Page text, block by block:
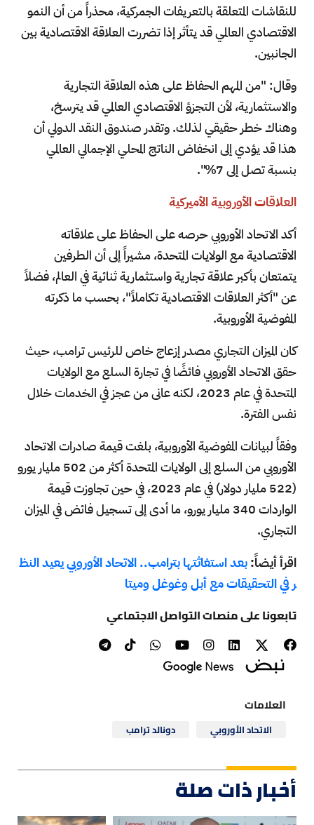
للنقاشات المتعلقة بالتعريفات الجمركية، محذراً من أن النمو
الاقتصادي العالمي قد يتأثر إذا تضررت العلاقة الاقتصادية بين
الجانبين.
وقال: "من المهم الحفاظ على هذه العلاقة التجارية
والاستثمارية، لأن التجزؤ الاقتصادي العالمي قد يترسخ،
وهناك خطر حقيقي لذلك. وتقدر صندوق النقد الدولي أن
هذا قد يؤدي إلى انخفاض الناتج المحلي الإجمالي العالمي
بنسبة تصل إلى 7%".
العلاقات الأوروبية الأميركية
أكد الاتحاد الأوروبي حرصه على الحفاظ على علاقاته
الاقتصادية مع الولايات المتحدة، مشيراً إلى أن الطرفين
يتمتعان بأكبر علاقة تجارية واستثمارية ثنائية في العالم، فضلاً
عن "أكثر العلاقات الاقتصادية تكاملاً"، بحسب ما ذكرته
المفوضية الأوروبية.
كان الميزان التجاري مصدر إزعاج خاص للرئيس ترامب، حيث
حقق الاتحاد الأوروبي فائضًا في تجارة السلع مع الولايات
المتحدة في عام 2023، لكنه عانى من عجز في الخدمات خلال
نفس الفترة.
وفقاً لبيانات المفوضية الأوروبية، بلغت قيمة صادرات الاتحاد
الأوروبي من السلع إلى الولايات المتحدة أكثر من 502 مليار يورو
(522 مليار دولار) في عام 2023، في حين تجاوزت قيمة
الواردات 340 مليار يورو، ما أدى إلى تسجيل فائض في الميزان
التجاري.
اقرأ أيضاً:بعد استغاثتها بترامب.. الاتحاد الأوروبي يعيد النظ
ر في التحقيقات مع أبل وغوغل وميتا
تابعونا على منصات التواصل الاجتماعي
العلامات
الاتحاد الأوروبي دونالد ترامب
أخبار ذات صلة